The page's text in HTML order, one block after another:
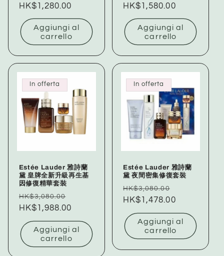
di
listino
scontato
HK$1,280.00
Aggiungi al
carrello
di
listino
scontato
HK$1,580.00
Aggiungi al
carrello
In offerta
Estée Lauder 雅詩蘭
黛 皇牌全新升級再生基
因修復精華套裝
Prezzo
di
listino
HK$3,080.00
scontato
HK$1,988.00
Aggiungi al
carrello
In offerta
Estée Lauder 雅詩蘭
黛 夜間密集修復套裝
Prezzo
di
listino
HK$3,080.00
scontato
HK$1,478.00
Aggiungi al
carrello